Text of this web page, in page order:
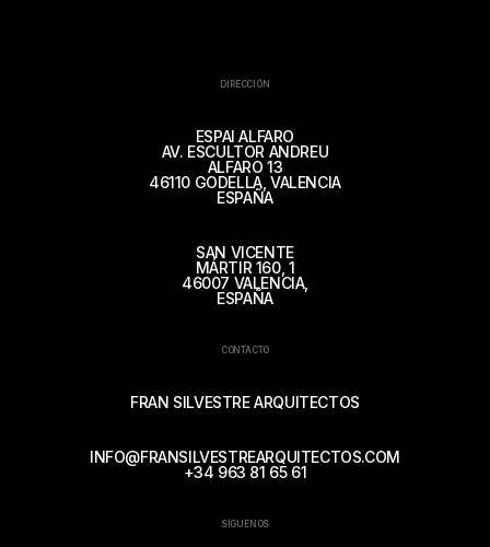
DIRECCIÓN
ESPAI ALFARO
AV. ESCULTOR ANDREU
ALFARO 13
46110 GODELLA, VALENCIA
ESPAÑA
SAN VICENTE
MÁRTIR 160, 1
46007 VALENCIA,
ESPAÑA
CONTACTO
FRAN SILVESTRE ARQUITECTOS
INFO@FRANSILVESTREARQUITECTOS.COM
+34 963 81 65 61
SÍGUENOS